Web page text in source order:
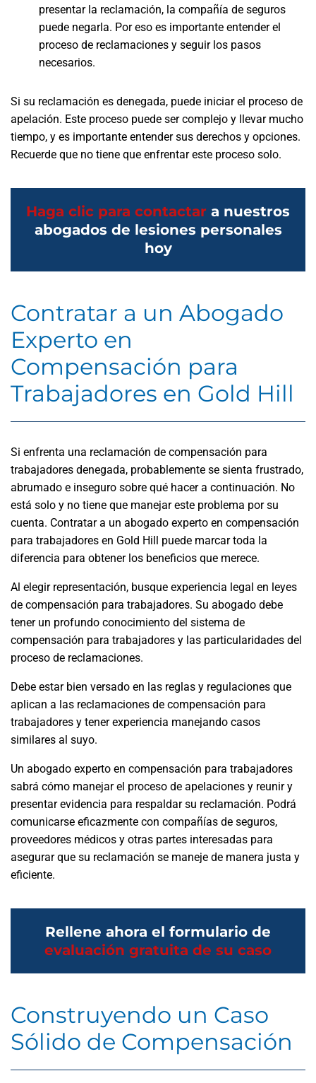
presentar la reclamación, la compañía de seguros
puede negarla. Por eso es importante entender el
proceso de reclamaciones y seguir los pasos
necesarios.
Si su reclamación es denegada, puede iniciar el proceso de
apelación. Este proceso puede ser complejo y llevar mucho
tiempo, y es importante entender sus derechos y opciones.
Recuerde que no tiene que enfrentar este proceso solo.
Haga clic para contactar a nuestros
abogados de lesiones personales
hoy
Contratar a un Abogado
Experto en
Compensación para
Trabajadores en Gold Hill
Si enfrenta una reclamación de compensación para
trabajadores denegada, probablemente se sienta frustrado,
abrumado e inseguro sobre qué hacer a continuación. No
está solo y no tiene que manejar este problema por su
cuenta. Contratar a un abogado experto en compensación
para trabajadores en Gold Hill puede marcar toda la
diferencia para obtener los beneficios que merece.
Al elegir representación, busque experiencia legal en leyes
de compensación para trabajadores. Su abogado debe
tener un profundo conocimiento del sistema de
compensación para trabajadores y las particularidades del
proceso de reclamaciones.
Debe estar bien versado en las reglas y regulaciones que
aplican a las reclamaciones de compensación para
trabajadores y tener experiencia manejando casos
similares al suyo.
Un abogado experto en compensación para trabajadores
sabrá cómo manejar el proceso de apelaciones y reunir y
presentar evidencia para respaldar su reclamación. Podrá
comunicarse eficazmente con compañías de seguros,
proveedores médicos y otras partes interesadas para
asegurar que su reclamación se maneje de manera justa y
eficiente.
Rellene ahora el formulario de
evaluación gratuita de su caso
Construyendo un Caso
Sólido de Compensación